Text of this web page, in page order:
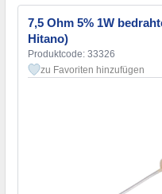
7,5 Ohm 5% 1W
Hitano)
Produktcode: 33326
zu Favoriten hinzufügen